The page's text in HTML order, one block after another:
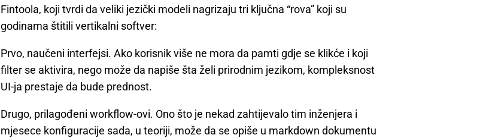
Fintoola, koji tvrdi da veliki jezički modeli nagrizaju tri ključna “rova” koji su
godinama štitili vertikalni softver:
Prvo, naučeni interfejsi. Ako korisnik više ne mora da pamti gdje se klikće i koji
filter se aktivira, nego može da napiše šta želi prirodnim jezikom, kompleksnost
UI-ja prestaje da bude prednost.
Drugo, prilagođeni workflow-ovi. Ono što je nekad zahtijevalo tim inženjera i
mjesece konfiguracije sada, u teoriji, može da se opiše u markdown dokumentu